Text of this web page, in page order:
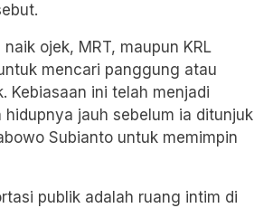
naik ojek, MRT, maupun KRL
mencari panggung atau
Kebiasaan ini telah menjadi
hidupnya jauh sebelum ia ditunjuk
Subianto untuk memimpin
publik adalah ruang intim di